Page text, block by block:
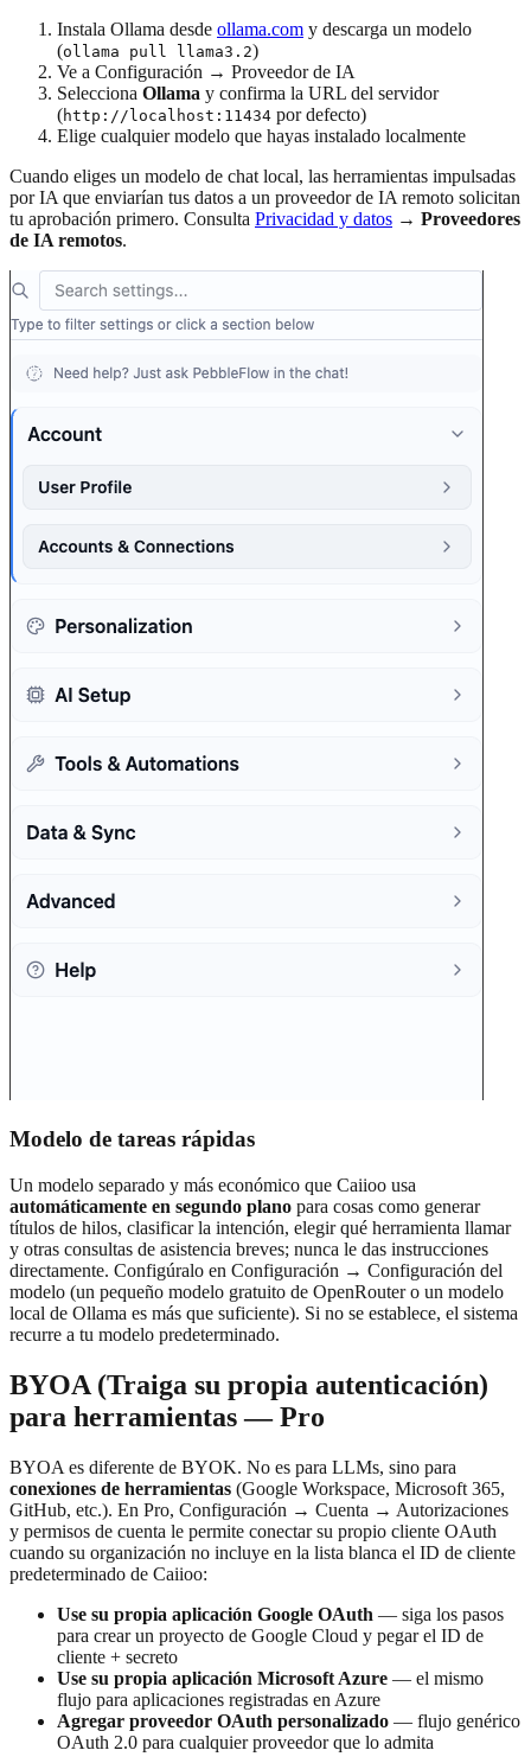
Instala Ollama desde ollama.com y descarga un modelo
(ollama pull llama3.2)
Ve a Configuración → Proveedor de IA
Selecciona Ollama y confirma la URL del servidor
(http://localhost:11434 por defecto)
Elige cualquier modelo que hayas instalado localmente
Cuando eliges un modelo de chat local, las herramientas impulsadas
por IA que enviarían tus datos a un proveedor de IA remoto solicitan
tu aprobación primero. Consulta Privacidad y datos → Proveedores
de IA remotos.
Modelo de tareas rápidas
Un modelo separado y más económico que Caiioo usa
automáticamente en segundo plano para cosas como generar
títulos de hilos, clasificar la intención, elegir qué herramienta llamar
y otras consultas de asistencia breves; nunca le das instrucciones
directamente. Configúralo en Configuración → Configuración del
modelo (un pequeño modelo gratuito de OpenRouter o un modelo
local de Ollama es más que suficiente). Si no se establece, el sistema
recurre a tu modelo predeterminado.
BYOA (Traiga su propia autenticación)
para herramientas — Pro
BYOA es diferente de BYOK. No es para LLMs, sino para
conexiones de herramientas (Google Workspace, Microsoft 365,
GitHub, etc.). En Pro, Configuración → Cuenta → Autorizaciones
y permisos de cuenta le permite conectar su propio cliente OAuth
cuando su organización no incluye en la lista blanca el ID de cliente
predeterminado de Caiioo:
Use su propia aplicación Google OAuth — siga los pasos
para crear un proyecto de Google Cloud y pegar el ID de
cliente + secreto
Use su propia aplicación Microsoft Azure — el mismo
flujo para aplicaciones registradas en Azure
Agregar proveedor OAuth personalizado — flujo genérico
OAuth 2.0 para cualquier proveedor que lo admita